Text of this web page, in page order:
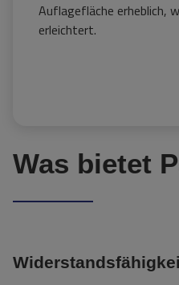
Auflagefläche erheblich,
erleichtert.
Was bietet